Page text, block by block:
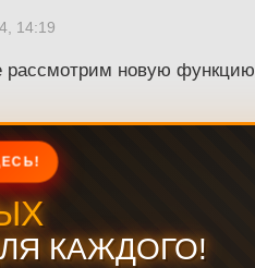
14:19
рассмотрим новую
КАЖДОГО!